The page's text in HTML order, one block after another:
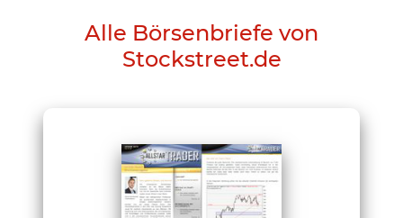
Alle Börsenbriefe von
Stockstreet.de